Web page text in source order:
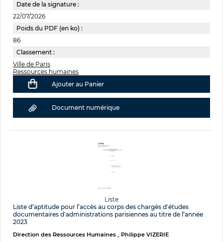
Date de la signature :
22/07/2026
Poids du PDF (en ko) :
86
Classement :
Ville de Paris
Ressources humaines
Ajouter au Panier
Document numérique
Liste
Liste d’aptitude pour l’accès au corps des chargés d'études
documentaires d'administrations parisiennes au titre de l’année
2023
Direction des Ressources Humaines Philippe VIZERIE